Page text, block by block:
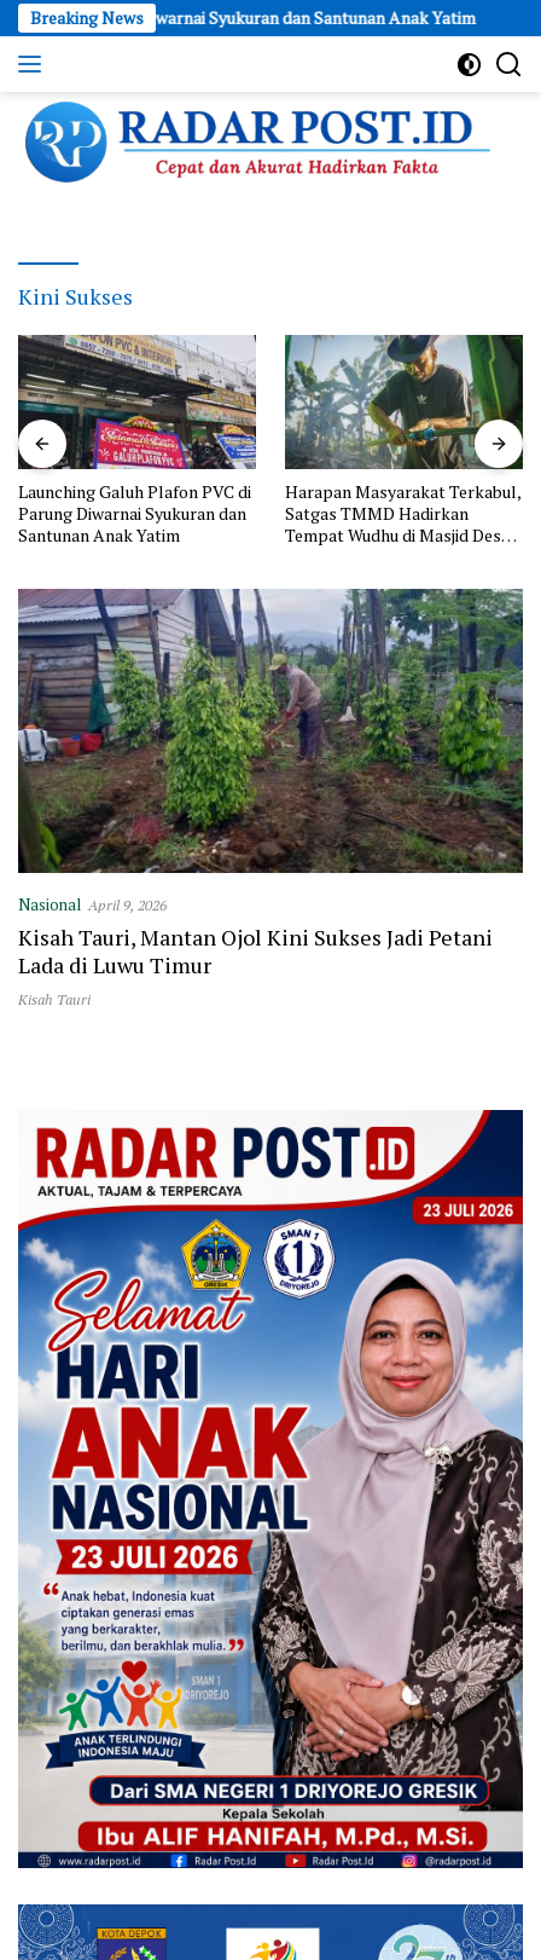
Skip
to
content
Breaking News
Parung Diwarnai Syukuran dan Santunan Anak Yatim
dan
Akurat
Hadirkan
Fakta
Kini Sukses
Harapan Masyarakat Terkabul,
Satgas TMMD Hadirkan
Tempat Wudhu di Masjid Desa
Berkat Gotong Royong, Satgas
TMMD dan Masyarakat
Wujudkan Fasilitas Air Bersih di
Nasional April 9, 2026
Kisah Tauri, Mantan Ojol Kini Sukses Jadi Petani
Lada di Luwu Timur
Kisah Tauri